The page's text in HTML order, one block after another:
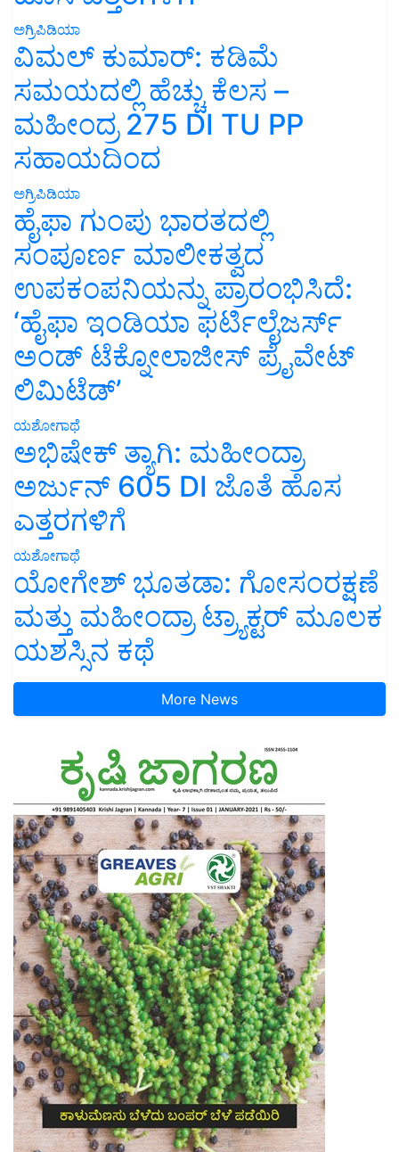
ಅಗ್ರಿಪಿಡಿಯಾ
ವಿಮಲ್ ಕುಮಾರ್: ಕಡಿಮೆ
ಸಮಯದಲ್ಲಿ ಹೆಚ್ಚು ಕೆಲಸ –
ಮಹೀಂದ್ರ 275 DI TU PP
ಸಹಾಯದಿಂದ
ಅಗ್ರಿಪಿಡಿಯಾ
ಹೈಫಾ ಗುಂಪು ಭಾರತದಲ್ಲಿ
ಸಂಪೂರ್ಣ ಮಾಲೀಕತ್ವದ
ಉಪಕಂಪನಿಯನ್ನು ಪ್ರಾರಂಭಿಸಿದೆ:
‘ಹೈಫಾ ಇಂಡಿಯಾ ಫರ್ಟಿಲೈಜರ್ಸ್
ಅಂಡ್ ಟೆಕ್ನೋಲಾಜೀಸ್ ಪ್ರೈವೇಟ್
ಲಿಮಿಟೆಡ್’
ಯಶೋಗಾಥೆ
ಅಭಿಷೇಕ್ ತ್ಯಾಗಿ: ಮಹೀಂದ್ರಾ
ಅರ್ಜುನ್ 605 DI ಜೊತೆ ಹೊಸ
ಎತ್ತರಗಳಿಗೆ
ಯಶೋಗಾಥೆ
ಯೋಗೇಶ್ ಭೂತಡಾ: ಗೋಸಂರಕ್ಷಣೆ
ಮತ್ತು ಮಹೀಂದ್ರಾ ಟ್ರ್ಯಾಕ್ಟರ್ ಮೂಲಕ
ಯಶಸ್ಸಿನ ಕಥೆ
More News